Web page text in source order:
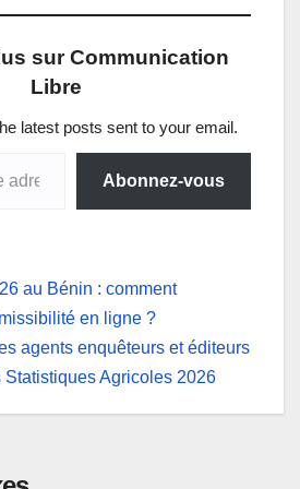
g
a
m
l
sur Communication
Libre
latest posts sent to your email.
Abonnez-vous
au Bénin : comment
en ligne ?
agents enquêteurs et éditeurs
Statistiques Agricoles 2026